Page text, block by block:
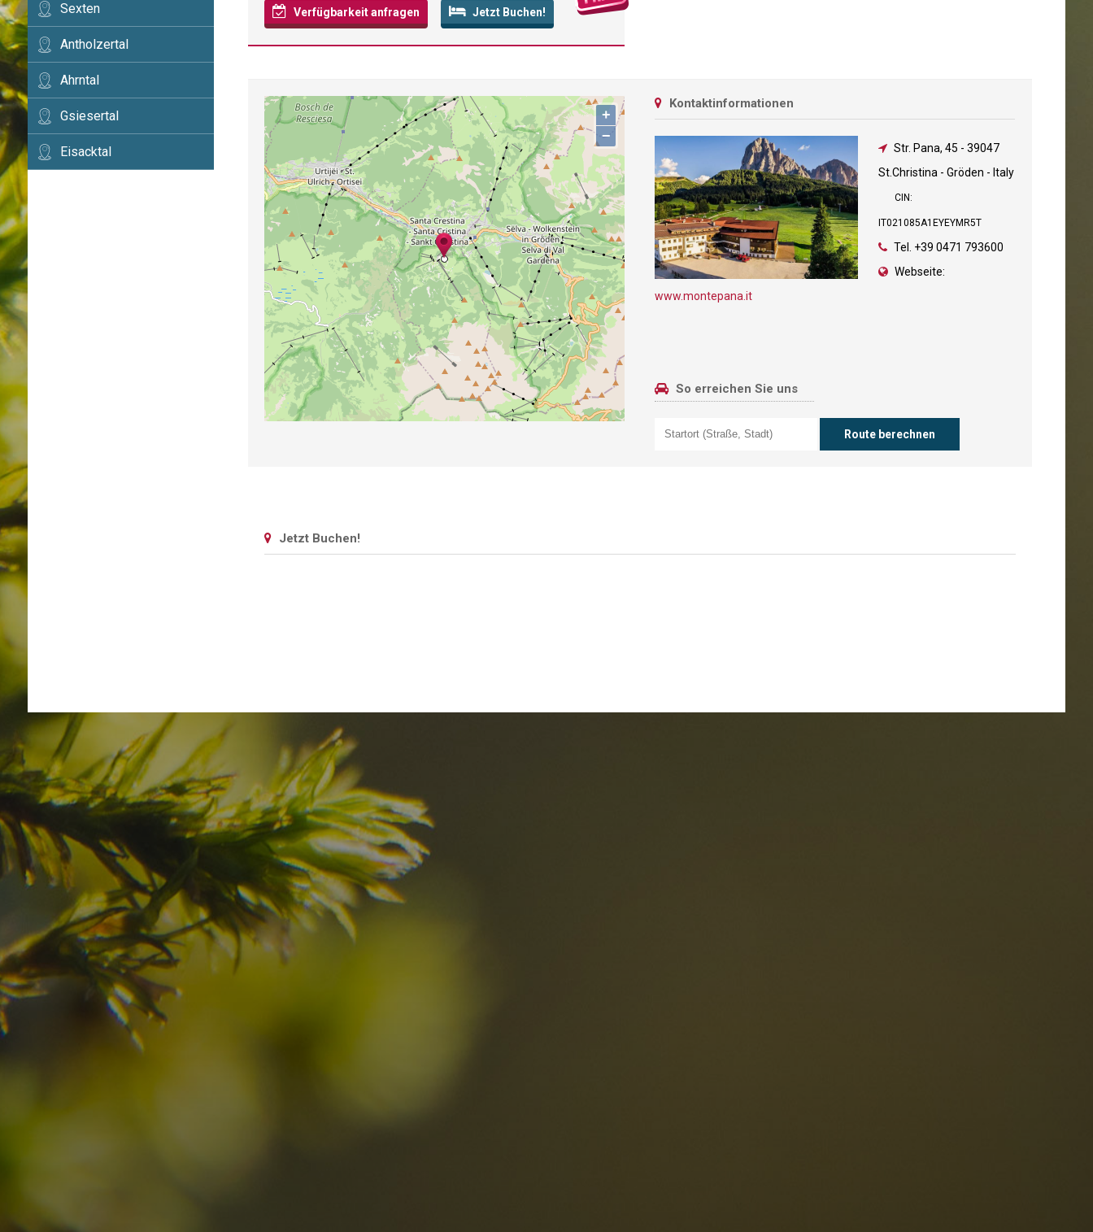
Sexten
Antholzertal
Ahrntal
Gsiesertal
Eisacktal
Verfügbarkeit anfragen Jetzt Buchen!
+
−
Kontaktinformationen
Str. Pana, 45 -39047
St.Christina - Gröden - Italy
CIN:
IT021085A1EYEYMR5T
Tel. +39 0471 793600
Webseite:
www.montepana.it
So erreichen Sie uns
Jetzt Buchen!
Haben Sie Ihr Traumziel
schon gefunden?
Prüfen Sie hier die Verfügbarkeit für
Ihren Urlaub in den Dolomiten
08